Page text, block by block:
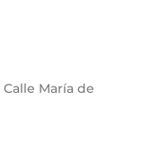
María de